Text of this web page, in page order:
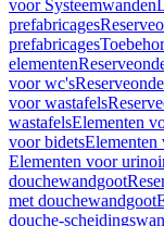
voor Systeemwanden
prefabricages
prefabricages
elementen
voor wc's
voor wastafels
wastafelsElementen
voor bidetsElementen
Elementen voor
douchewandgoot
met douchewandgoot
douche-